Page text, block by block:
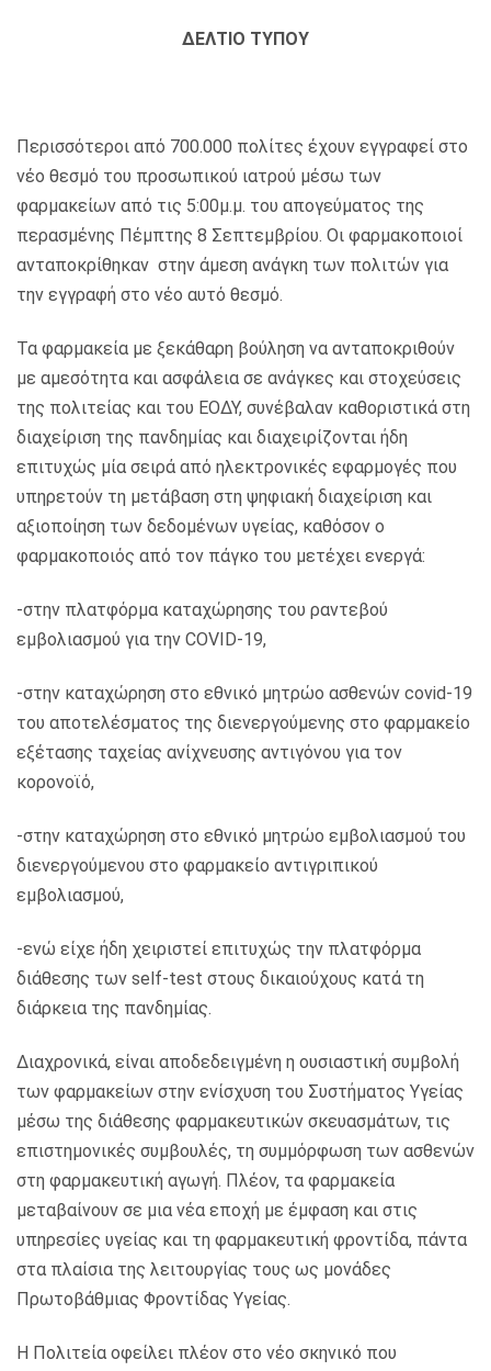
ΔΕΛΤΙΟ ΤΥΠΟΥ
Περισσότεροι από 700.000 πολίτες έχουν εγγραφεί στο
νέο θεσμό του προσωπικού ιατρού μέσω των
φαρμακείων από τις 5:00μ.μ. του απογεύματος της
περασμένης Πέμπτης 8 Σεπτεμβρίου. Οι φαρμακοποιοί
ανταποκρίθηκαν στην άμεση ανάγκη των πολιτών για
την εγγραφή στο νέο αυτό θεσμό.
Τα φαρμακεία με ξεκάθαρη βούληση να ανταποκριθούν
με αμεσότητα και ασφάλεια σε ανάγκες και στοχεύσεις
της πολιτείας και του ΕΟΔΥ, συνέβαλαν καθοριστικά στη
διαχείριση της πανδημίας και διαχειρίζονται ήδη
επιτυχώς μία σειρά από ηλεκτρονικές εφαρμογές που
υπηρετούν τη μετάβαση στη ψηφιακή διαχείριση και
αξιοποίηση των δεδομένων υγείας, καθόσον ο
φαρμακοποιός από τον πάγκο του μετέχει ενεργά:
-στην πλατφόρμα καταχώρησης του ραντεβού
εμβολιασμού για την COVID-19,
-στην καταχώρηση στο εθνικό μητρώο ασθενών covid-19
του αποτελέσματος της διενεργούμενης στο φαρμακείο
εξέτασης ταχείας ανίχνευσης αντιγόνου για τον
κορονοϊό,
-στην καταχώρηση στο εθνικό μητρώο εμβολιασμού του
διενεργούμενου στο φαρμακείο αντιγριπικού
εμβολιασμού,
-ενώ είχε ήδη χειριστεί επιτυχώς την πλατφόρμα
διάθεσης των self-test στους δικαιούχους κατά τη
διάρκεια της πανδημίας.
Διαχρονικά, είναι αποδεδειγμένη η ουσιαστική συμβολή
των φαρμακείων στην ενίσχυση του Συστήματος Υγείας
μέσω της διάθεσης φαρμακευτικών σκευασμάτων, τις
επιστημονικές συμβουλές, τη συμμόρφωση των ασθενών
στη φαρμακευτική αγωγή. Πλέον, τα φαρμακεία
μεταβαίνουν σε μια νέα εποχή με έμφαση και στις
υπηρεσίες υγείας και τη φαρμακευτική φροντίδα, πάντα
στα πλαίσια της λειτουργίας τους ως μονάδες
Πρωτοβάθμιας Φροντίδας Υγείας.
Η Πολιτεία οφείλει πλέον στο νέο σκηνικό που